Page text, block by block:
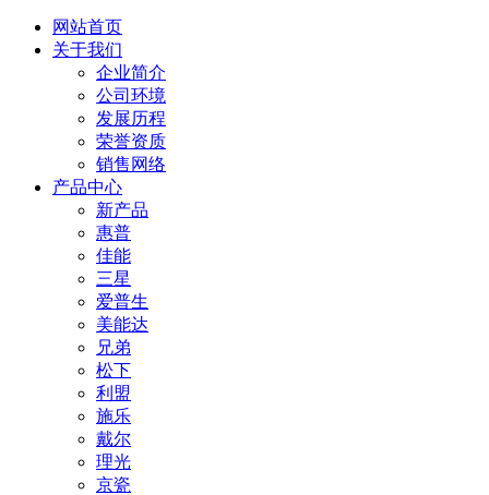
网站首页
关于我们
企业简介
公司环境
发展历程
荣誉资质
销售网络
产品中心
新产品
惠普
佳能
三星
爱普生
美能达
兄弟
松下
利盟
施乐
戴尔
理光
京瓷